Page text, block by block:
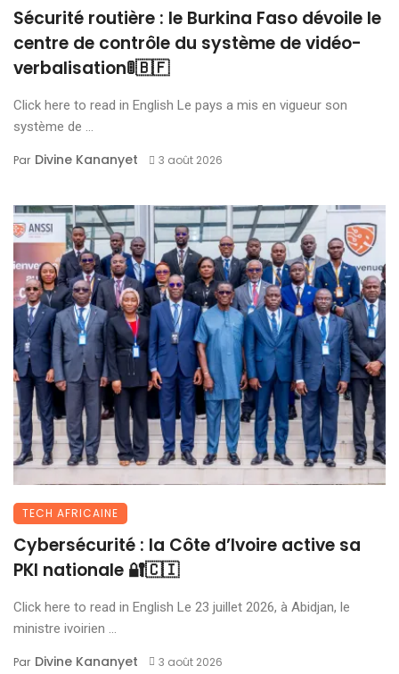
Sécurité routière : le Burkina Faso dévoile le
centre de contrôle du système de vidéo-
verbalisation🚦🇧🇫
Click here to read in English Le pays a mis en vigueur son
système de ...
Par Divine Kananyet 3 août 2026
TECH AFRICAINE
Cybersécurité : la Côte d’Ivoire active sa
PKI nationale 🔐🇨🇮
Click here to read in English Le 23 juillet 2026, à Abidjan, le
ministre ivoirien ...
Par Divine Kananyet 3 août 2026